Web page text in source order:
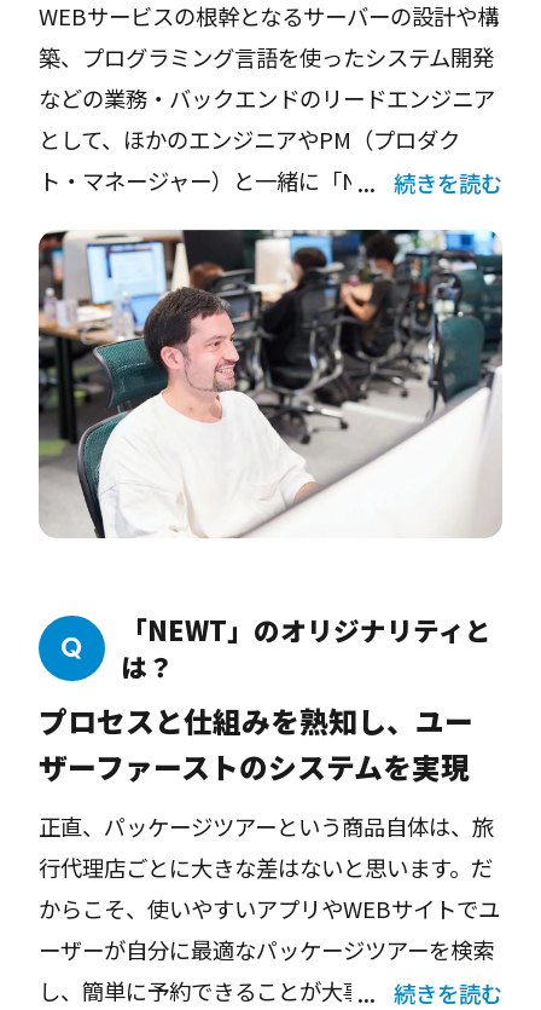
仲間がとても優しくて丁寧に教えてくれるんで
す。この仲間でなければ、日本の会社でこんな
にアグレッシブに働けなかったと思います。私
がこの会社に入った目的の1つに「日本語が上
手になりたい」もあったので、仲間たちにはと
ても感謝しています。
一方で仕事で英語が必要な場面では、私が仲間
に教えることもあります。令和トラベルのバリ
ューの一つに多様性を受け入れる「Be
Inclusive」がありますが、外国人として働きな
がらまさにそれを実感しています。
WEBサービスの根幹となるサーバーの設計や構
築、プログラミング言語を使ったシステム開発
などの業務・バックエンドのリードエンジニア
として、ほかのエンジニアやPM（プロダク
ト・マネージャー）と一緒に「NEWT」のシス
テム開発をしています。また、並行してバック
エンドエンジニアのマネジメントもしていま
す。今年4月に「NEWT」のアプリを、6月に
WEB版の「NEWT」もリリースしましたが、事
前に準備をしっかりできたので、問題なく発表
することができました。
アプリの開発でとくにこだわったのは、ネイテ
こと）で、AndroidやiOSといったシステムの設
計に適したアプリ開発を丁寧に行いました。コ
ストも時間もかかりますが、令和トラベルには
それを実現できる環境が整っていましたので、
ップで旅行予約が簡単にできるなど、ユーザー
フレンドリーなアプリができたと思っていま
続きを読む
「NEWT」のオリジナリティと
は？
プロセスと仕組みを熟知し、ユー
ザーファーストのシステムを実現
正直、パッケージツアーという商品自体は、旅
行代理店ごとに大きな差はないと思います。だ
からこそ、使いやすいアプリやWEBサイトでユ
ーザーが自分に最適なパッケージツアーを検索
し、簡単に予約できることが大事。従来の旅行
続きを読む